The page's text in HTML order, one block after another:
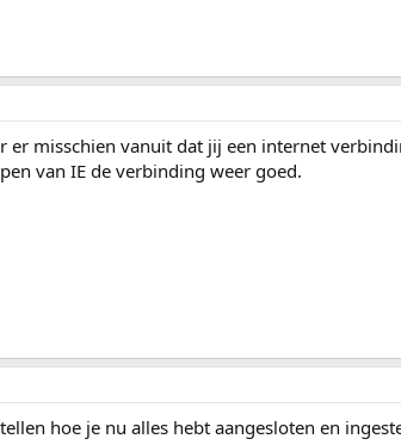
er misschien vanuit dat jij een internet
van IE de verbinding weer goed.
hoe je nu alles hebt aangesloten en